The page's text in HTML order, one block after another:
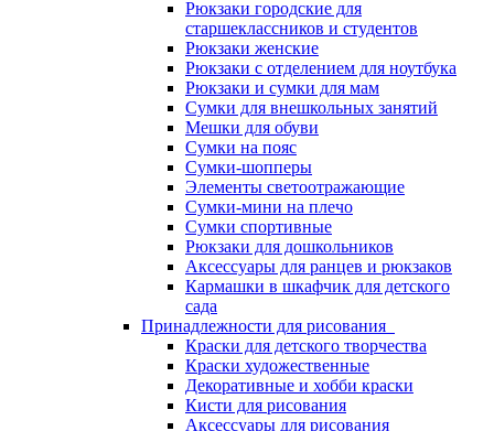
Рюкзаки городские для
старшеклассников и студентов
Рюкзаки женские
Рюкзаки с отделением для ноутбука
Рюкзаки и сумки для мам
Сумки для внешкольных занятий
Мешки для обуви
Сумки на пояс
Сумки-шопперы
Элементы светоотражающие
Сумки-мини на плечо
Сумки спортивные
Рюкзаки для дошкольников
Аксессуары для ранцев и рюкзаков
Кармашки в шкафчик для детского
сада
Принадлежности для рисования
Краски для детского творчества
Краски художественные
Декоративные и хобби краски
Кисти для рисования
Аксессуары для рисования